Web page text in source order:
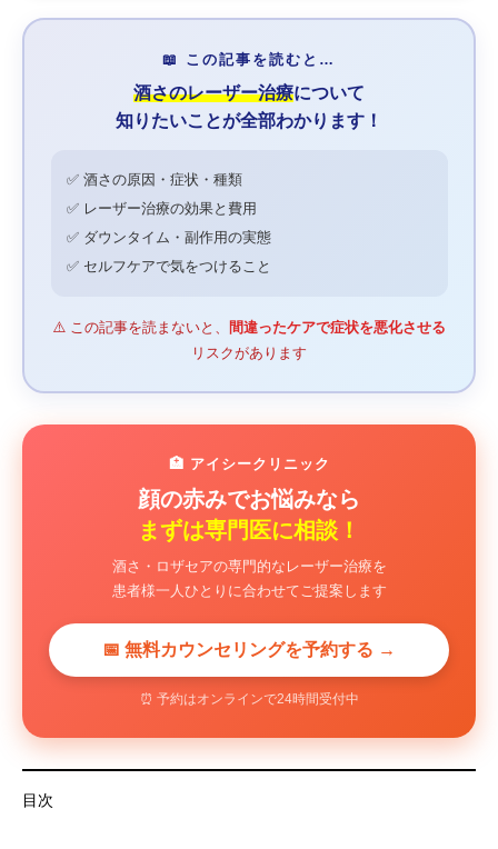
📖 この記事を読むと…
酒さのレーザー治療について
知りたいことが全部わかります！
✅ 酒さの原因・症状・種類
✅ レーザー治療の効果と費用
✅ ダウンタイム・副作用の実態
✅ セルフケアで気をつけること
⚠️ この記事を読まないと、 間違ったケアで症状を悪化させる
リスクがあります
🏥 アイシークリニック
顔の赤みでお悩みなら
まずは専門医に相談！
酒さ・ロザセアの専門的なレーザー治療を
患者様一人ひとりに合わせてご提案します
📅 無料カウンセリングを予約する →
⏰ 予約はオンラインで24時間受付中
目次